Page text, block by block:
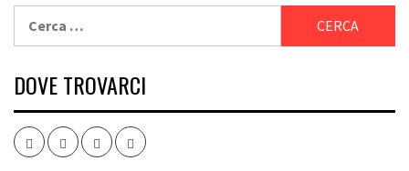
DOVE TROVARCI
FacebookTwitter InstagramYoutube